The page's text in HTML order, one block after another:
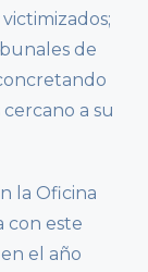
de
a su
la Oficina
con este
el año